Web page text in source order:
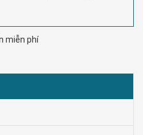
miễn phí